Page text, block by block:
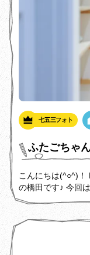
七五三フォト
ふたごちゃ
こんにちは(^○^)！ HAPISTA堀江公園店 フォトグラファー
の橋田です♪ 今回は、３才ふたごちゃんの７５３をご紹介し
ます！